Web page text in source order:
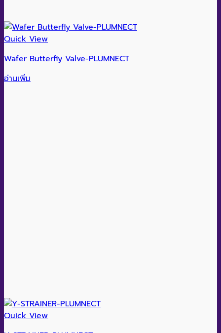
Quick View
Wafer Butterfly Valve-PLUMNECT
อ่านเพิ่ม
Quick View